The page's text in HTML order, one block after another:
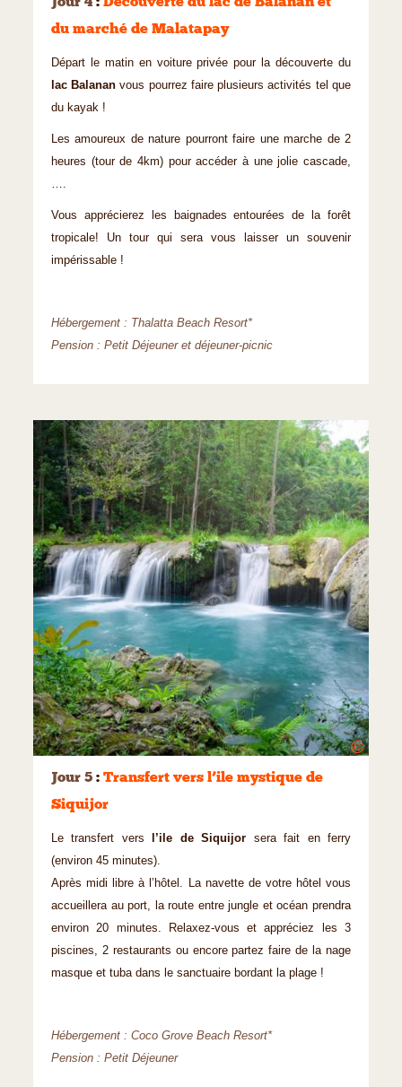
Jour 4 : Découverte du lac de Balanan et
du marché de Malatapay
Départ le matin en voiture privée pour la découverte du
lac Balanan vous pourrez faire plusieurs activités tel que
du kayak !
Les amoureux de nature pourront faire une marche de 2
heures (tour de 4km) pour accéder à une jolie cascade,
….
Vous apprécierez les baignades entourées de la forêt
tropicale! Un tour qui sera vous laisser un souvenir
impérissable !
Hébergement : Thalatta Beach Resort*
Pension : Petit Déjeuner et déjeuner-picnic
©
Jour 5 : Transfert vers l’ile mystique de
Siquijor
Le transfert vers l’ile de Siquijor sera fait en ferry
(environ 45 minutes).
Après midi libre à l’hôtel. La navette de votre hôtel vous
accueillera au port, la route entre jungle et océan prendra
environ 20 minutes. Relaxez-vous et appréciez les 3
piscines, 2 restaurants ou encore partez faire de la nage
masque et tuba dans le sanctuaire bordant la plage !
Hébergement : Coco Grove Beach Resort*
Pension : Petit Déjeuner